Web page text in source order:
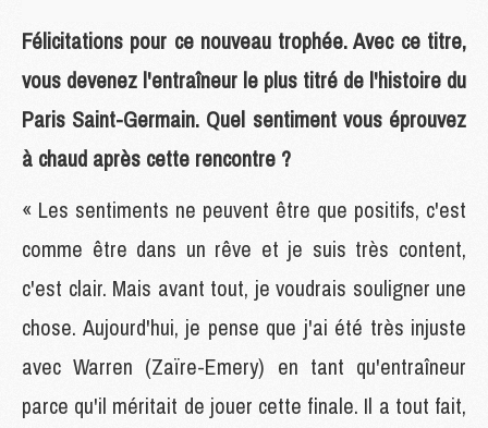
Félicitations pour ce nouveau trophée. Avec ce titre,
vous devenez l'entraîneur le plus titré de l'histoire du
Paris Saint-Germain. Quel sentiment vous éprouvez
à chaud après cette rencontre ?
« Les sentiments ne peuvent être que positifs, c'est
comme être dans un rêve et je suis très content,
c'est clair. Mais avant tout, je voudrais souligner une
chose. Aujourd'hui, je pense que j'ai été très injuste
avec Warren (Zaïre-Emery) en tant qu'entraîneur
parce qu'il méritait de jouer cette finale. Il a tout fait,